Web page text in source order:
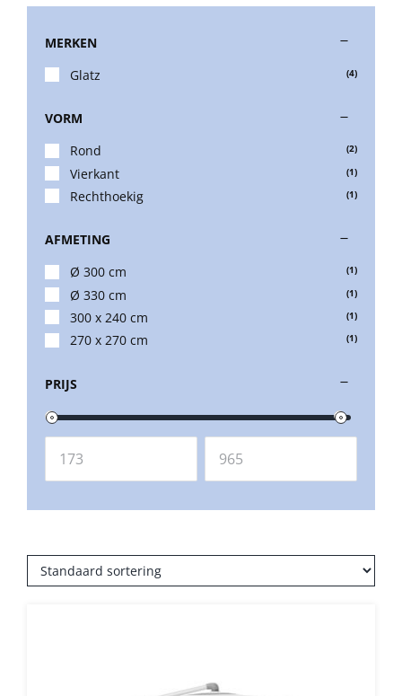
Parasolvoeten
Balkonklemmen
Verlichting
Glatz Vita Collectie
Glatz parasoldoeken
Umbrosa en Paraflex parasoldoeken
Onze merken
MERKEN
Glatz
(4)
VORM
Rond
(2)
Vierkant (1)
Rechthoekig (1)
AFMETING
Ø 300 cm
(1)
Ø 330 cm (1)
300 x 240 cm (1)
270 x 270 cm (1)
PRIJS